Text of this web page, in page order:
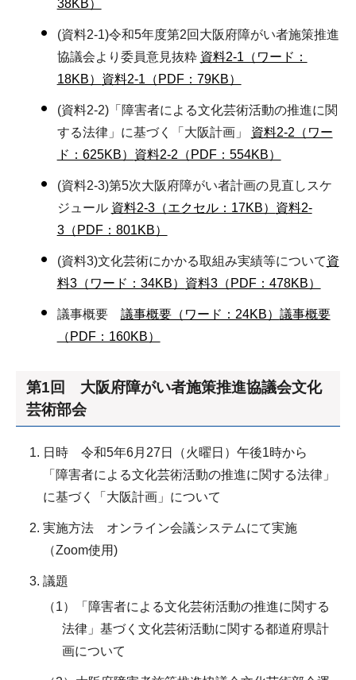
38KB）
(資料2-1)令和5年度第2回大阪府障がい者施策推進
協議会より委員意見抜粋 資料2-1（ワード：
18KB） 資料2-1（PDF：79KB）
(資料2-2)「障害者による文化芸術活動の推進に関
する法律」に基づく「大阪計画」 資料2-2（ワー
ド：625KB） 資料2-2（PDF：554KB）
(資料2-3)第5次大阪府障がい者計画の見直しスケ
ジュール 資料2-3（エクセル：17KB） 資料2-
3（PDF：801KB）
(資料3)文化芸術にかかる取組み実績等について資
料3（ワード：34KB） 資料3（PDF：478KB）
議事概要 議事概要（ワード：24KB） 議事概要
（PDF：160KB）
第1回 大阪府障がい者施策推進協議会文化
芸術部会
日時 令和5年6月27日（火曜日）午後1時から
「障害者による文化芸術活動の推進に関する法律」
に基づく「大阪計画」について
実施方法 オンライン会議システムにて実施
（Zoom使用)
議題
（1）「障害者による文化芸術活動の推進に関する
法律」基づく文化芸術活動に関する都道府県計
画について